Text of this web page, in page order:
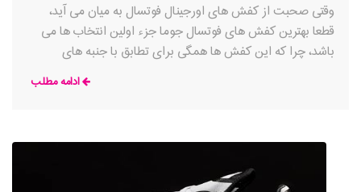
وقتی صحبت از کفش های اورجینال فوتسال به میان می آید،
قطعا بهترین کفش های فوتسال جوما جزء اولین انتخاب ها می
باشد، چرا که این کفش ها همگی برای تطابق با جنبه های
ادامه مطلب